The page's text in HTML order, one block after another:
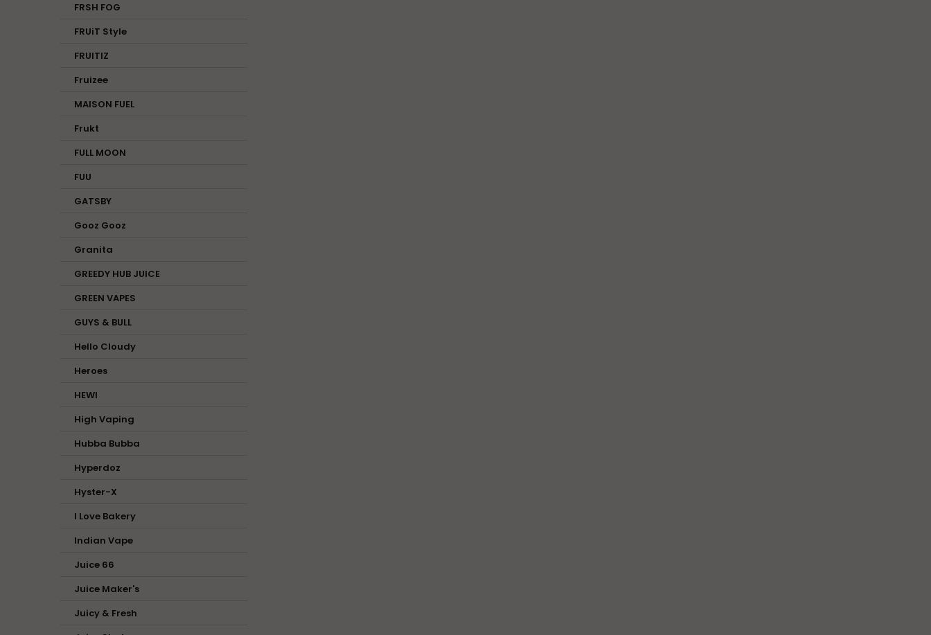
FRSH FOG
FRUiT Style
FRUITIZ
Fruizee
MAISON FUEL
Frukt
FULL MOON
FUU
GATSBY
Gooz Gooz
Granita
GREEDY HUB JUICE
GREEN VAPES
GUYS & BULL
Hello Cloudy
Heroes
HEWI
High Vaping
Hubba Bubba
Hyperdoz
Hyster-X
I Love Bakery
Indian Vape
Juice 66
Juice Maker's
Juicy & Fresh